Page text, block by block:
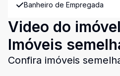
Banheiro de Empregada
Video do imóvel
Imóveis
Confira imóveis